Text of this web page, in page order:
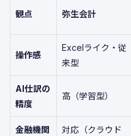
観点 弥生会計
操作感
Excelライク・従
来型
AI仕訳の
精度
高（学習型）
金融機関
対応（クラウド